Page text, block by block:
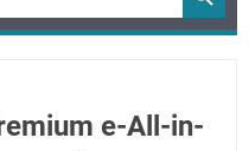
e-All-in-